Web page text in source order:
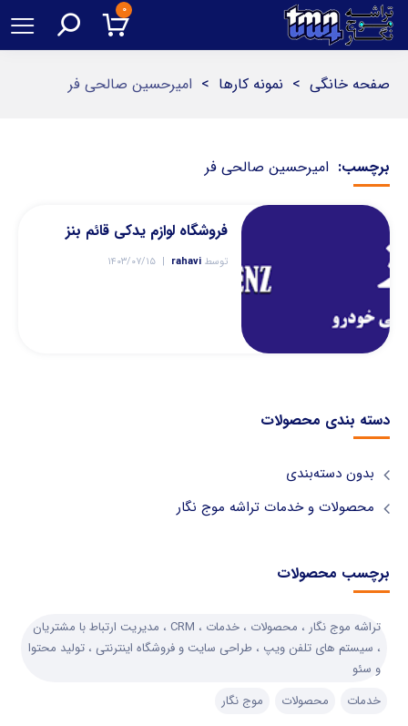
۰
صفحه خانگی > نمونه کارها > امیرحسین صالحی فر
برچسب: امیرحسین صالحی فر
فروشگاه لوازم یدکی قائم بنز
توسطrahavi ۱۴۰۳/۰۷/۱۵
دسته بندی محصولات
بدون دسته‌بندی
محصولات و خدمات تراشه موج نگار
برچسب محصولات
تراشه موج نگار ، محصولات ، خدمات ، CRM ، مدیریت ارتباط با مشتریان
، سیستم های تلفن ویپ ، طراحی سایت و فروشگاه اینترنتی ، تولید محتوا
و سئو
خدمات
محصولات موج نگار